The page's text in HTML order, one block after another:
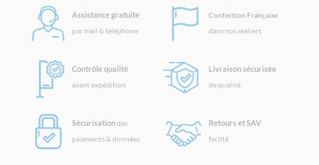
Assistance gratuite
par mail & téléphone
Confection Française
dans nos ateliers
Contrôle qualité
avant expédition
Livraison sécurisée
de qualité
Sécurisationdes
paiements & données
Retours et SAV
facilté